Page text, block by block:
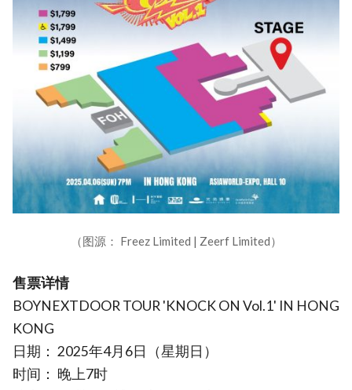
（图源： Freez Limited | Zeerf Limited）
售票详情
BOYNEXTDOOR TOUR 'KNOCK ON Vol.1' IN HONG
KONG
日期： 2025年4月6日（星期日）
时间： 晚上7时